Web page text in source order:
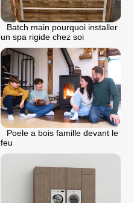
Batch main pourquoi installer
un spa rigide chez soi
Poele a bois famille devant le
feu